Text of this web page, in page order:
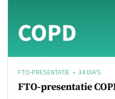
FTO-PRESENTATIE • 34 DIA'S
FTO-presentatie